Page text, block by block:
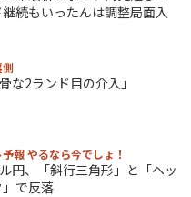
継続もいったんは調整局面入
側
な2ランド目の介入」
報 やるなら今でしょ！
、「斜行三角形」と「ヘッ
」で反落